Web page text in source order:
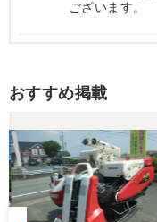
ございます。
リピート購入
香川県／井上
とても良くし
います。
おすすめ掲載